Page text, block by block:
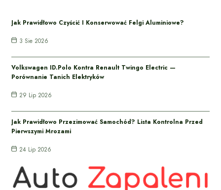
Jak Prawidłowo Czyścić I Konserwować Felgi Aluminiowe?
3 Sie 2026
Volkswagen ID.Polo Kontra Renault Twingo Electric —
Porównanie Tanich Elektryków
29 Lip 2026
Jak Prawidłowo Przezimować Samochód? Lista Kontrolna Przed
Pierwszymi Mrozami
24 Lip 2026